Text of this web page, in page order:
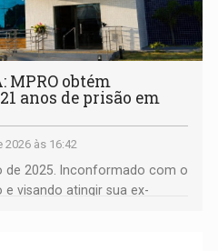
MPRO obtém
anos de prisão em
às 16:42
2025. Inconformado com o
visando atingir sua ex-